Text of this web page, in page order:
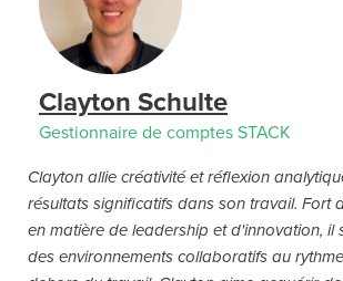
Clayton Schulte
Gestionnaire de comptes STACK
Clayton allie créativité et réflexion
résultats significatifs dans son travail. Fort
en matière de leadership et d'innovation, il
des environnements collaboratifs au